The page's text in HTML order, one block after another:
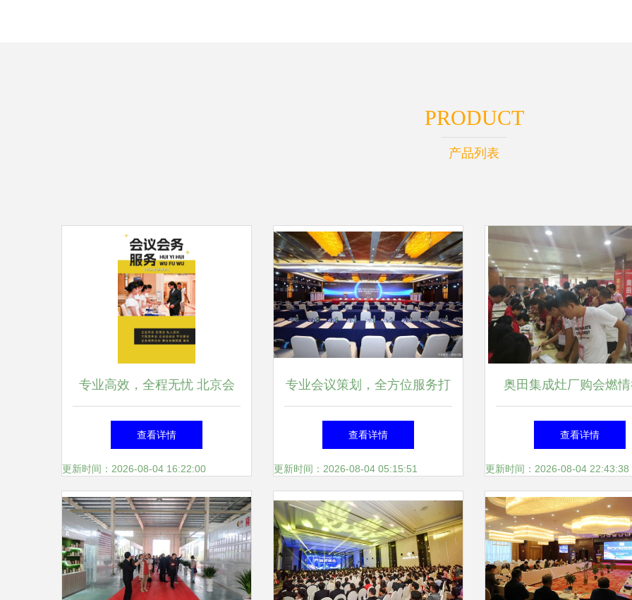
PRODUCT
产品列表
专业高效，全程无忧 北京会
议会务服务与商业活动策划全
解析
查看详情
更新时间：2026-08-04 16:22:00
专业会议策划，全方位服务打
造卓越体验——成都会议策划
服务公司的综合优势
查看详情
更新时间：2026-08-04 05:15:51
奥田集成灶厂购会燃
一场关于品质与设计的
宴
查看详情
更新时间：2026-08-04 22:43:38